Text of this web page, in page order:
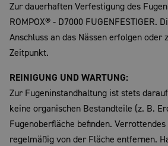
Zur dauerhaften Verfestigung des
ROMPOX® - D7000 FUGENFESTIGER.
Anschluss an das Nässen erfolgen oder
Zeitpunkt.
REINIGUNG UND WARTUNG:
Zur Fugeninstandhaltung ist stets
keine organischen Bestandteile (z. B.
Fugenoberfläche befinden.
regelmäßig von der Fläche entfernen.